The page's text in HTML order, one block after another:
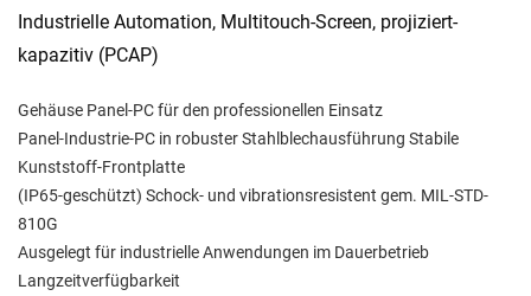
Industrielle Automation, Multitouch-Screen, projiziert-
kapazitiv (PCAP)
Gehäuse Panel-PC für den professionellen Einsatz
Panel-Industrie-PC in robuster Stahlblechausführung Stabile
Kunststoff-Frontplatte
(IP65-geschützt) Schock- und vibrationsresistent gem. MIL-STD-
810G
Ausgelegt für industrielle Anwendungen im Dauerbetrieb
Langzeitverfügbarkeit